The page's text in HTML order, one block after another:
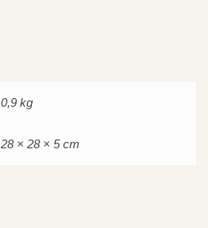
0,9 kg
28 × 28 × 5 cm